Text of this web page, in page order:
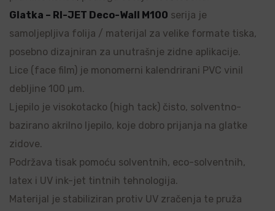
Glatka – RI-JET Deco-Wall M100 serija je
samoljepljiva folija / materijal za velike formate tiska,
posebno dizajniran za unutrašnje zidne aplikacije.
Lice (face film) je monomerni kalendrirani PVC vinil
debljine 100 µm.
Ljepilo je visokotacko (high tack) čisto, solventno-
bazirano akrilno ljepilo, koje dobro prijanja na glatke
zidove.
Podržava tisak pomoću solventnih, eco-solventnih,
latex i UV ink-jet tintnih tehnologija.
Materijal je stabiliziran protiv UV zračenja te pruža